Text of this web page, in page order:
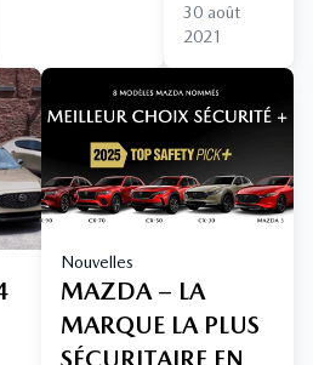
30 août
2021
Nouvelles
MAZDA – LA
MARQUE LA PLUS
SÉCURITAIRE EN